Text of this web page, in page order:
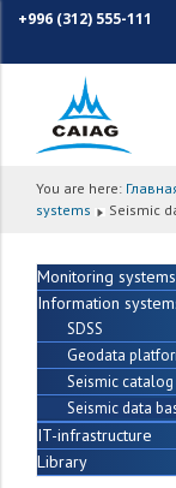
+996 (312) 555-111
You are here:
systems
Seismic
Monitoring systems
Information
SDSS
Geodata
Seismic catalog
Seismic data
IT-infrastructure
Library